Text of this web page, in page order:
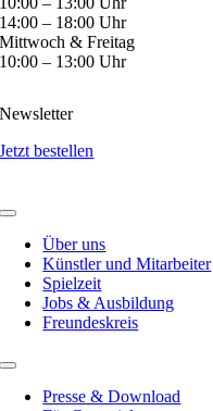
14:00 – 18:00 Uhr
Mittwoch & Freitag
10:00 – 13:00 Uhr
Newsletter
Jetzt bestellen
Über uns
Künstler und Mitarbeiter
Spielzeit
Jobs & Ausbildung
Freundeskreis
Presse & Download